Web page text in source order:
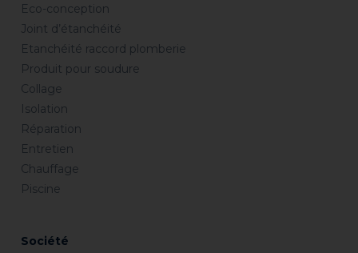
Eco-conception
Joint d’étanchéité
Etanchéité raccord plomberie
Produit pour soudure
Collage
Isolation
Réparation
Entretien
Chauffage
Piscine
Société